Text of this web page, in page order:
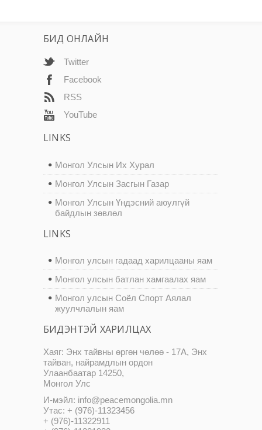
БИД ОНЛАЙН
Twitter
Facebook
RSS
YouTube
LINKS
Монгол Улсын Их Хурал
Монгол Улсын Засгын Газар
Монгол Улсын Үндэсний аюулгүй
байдлын зөвлөл
LINKS
Монгол улсын гадаад харилцааны яам
Монгол улсын батлан хамгаалах яам
Монгол улсын Соёл Спорт Аялал
жуулчлалын яам
БИДЭНТЭЙ ХАРИЛЦАХ
Хаяг: Энх тайвны өргөн чөлөө - 17А, Энх
тайван, найрамдлын ордон
Улаанбаатар 14250,
Монгол Улс
И-мэйл: info@peacemongolia.mn
Утас: + (976)-11323456
+ (976)-11322911